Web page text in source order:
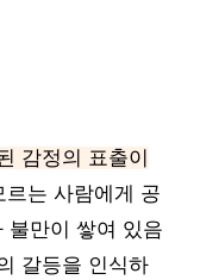
감정의 표출이
는 사람에게 공
불만이 쌓여 있음
갈등을 인식하